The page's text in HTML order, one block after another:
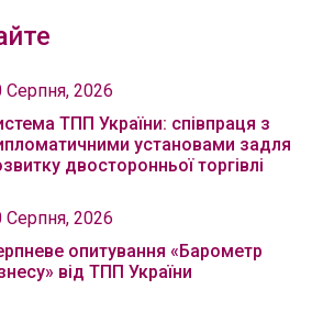
Серпня, 2026
ТПП України: співпраця з
установами задля
двосторонньої торгівлі
Серпня, 2026
опитування «Барометр
від ТПП України